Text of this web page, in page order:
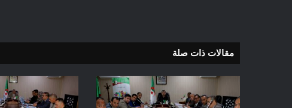
مقالات ذات صلة